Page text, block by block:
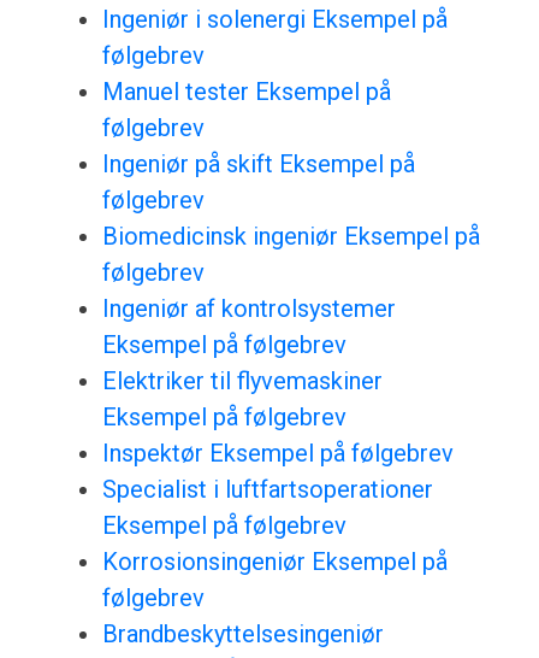
Ingeniør i solenergi Eksempel på
følgebrev
Manuel tester Eksempel på
følgebrev
Ingeniør på skift Eksempel på
følgebrev
Biomedicinsk ingeniør Eksempel på
følgebrev
Ingeniør af kontrolsystemer
Eksempel på følgebrev
Elektriker til flyvemaskiner
Eksempel på følgebrev
Inspektør Eksempel på følgebrev
Specialist i luftfartsoperationer
Eksempel på følgebrev
Korrosionsingeniør Eksempel på
følgebrev
Brandbeskyttelsesingeniør